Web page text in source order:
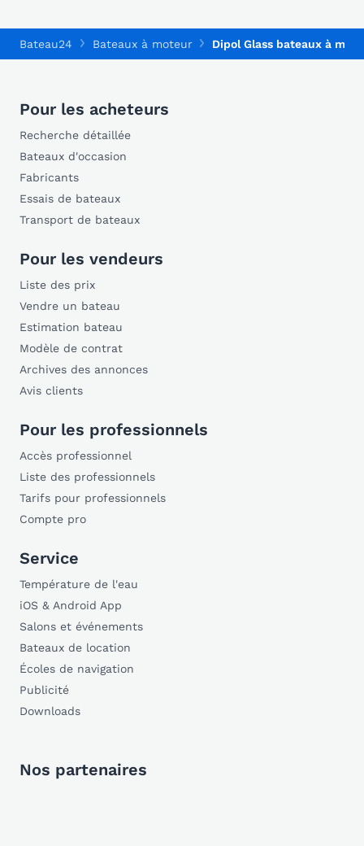
Bateau24 Bateaux à moteur Dipol Glass bateaux à
Pour les acheteurs
Recherche détaillée
Bateaux d'occasion
Fabricants
Essais de bateaux
Transport de bateaux
Pour les vendeurs
Liste des prix
Vendre un bateau
Estimation bateau
Modèle de contrat
Archives des annonces
Avis clients
Pour les professionnels
Accès professionnel
Liste des professionnels
Tarifs pour professionnels
Compte pro
Service
Température de l'eau
iOS & Android App
Salons et événements
Bateaux de location
Écoles de navigation
Publicité
Downloads
Nos partenaires